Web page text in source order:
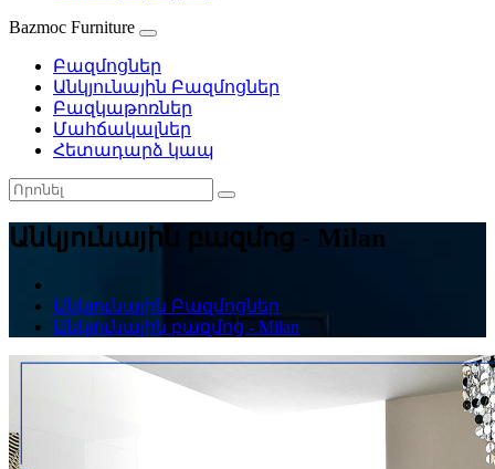
Bazmoc Furniture
Բազմոցներ
Անկյունային Բազմոցներ
Բազկաթոռներ
Մահճակալներ
Հետադարձ կապ
Անկյունային բազմոց - Milan
Անկյունային Բազմոցներ
Անկյունային բազմոց - Milan